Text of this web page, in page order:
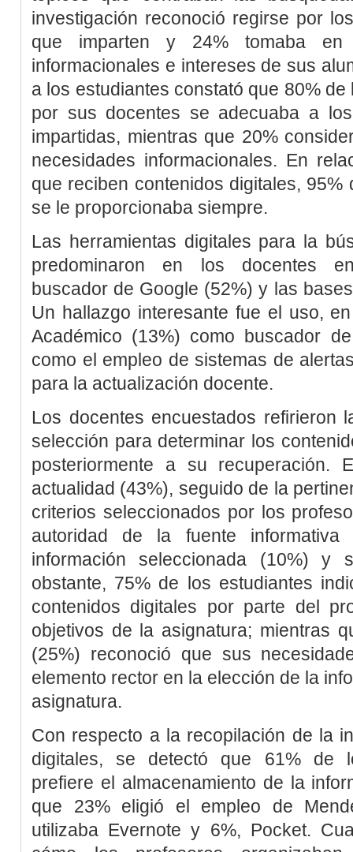
investigación reconoció regirse por
que imparten y 24% tomaba en
informacionales e intereses de sus
a los estudiantes constató que 80%
por sus docentes se adecuaba a
impartidas, mientras que 20%
necesidades informacionales. En
que reciben contenidos digitales,
se le proporcionaba siempre.
Las herramientas digitales para la
predominaron en los docentes
buscador de Google (52%) y las
Un hallazgo interesante fue el uso,
Académico (13%) como buscador
como el empleo de sistemas de
para la actualización docente.
Los docentes encuestados refirieron
selección para determinar los
posteriormente a su recuperación.
actualidad (43%), seguido de la
criterios seleccionados por los
autoridad de la fuente
información seleccionada (10%) y
obstante, 75% de los estudiantes
contenidos digitales por parte del
objetivos de la asignatura; mientras
(25%) reconoció que sus
elemento rector en la elección de la
asignatura.
Con respecto a la recopilación de la
digitales, se detectó que 61% de
prefiere el almacenamiento de la
que 23% eligió el empleo de
utilizaba Evernote y 6%, Pocket.